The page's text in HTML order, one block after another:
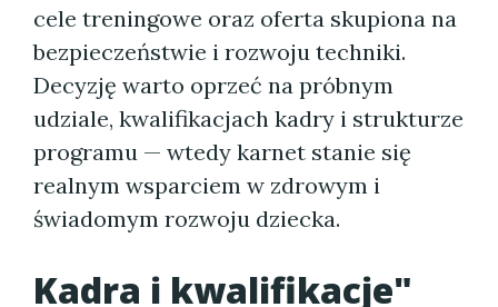
cele treningowe oraz oferta skupiona na
bezpieczeństwie i rozwoju techniki.
Decyzję warto oprzeć na próbnym
udziale, kwalifikacjach kadry i strukturze
programu — wtedy karnet stanie się
realnym wsparciem w zdrowym i
świadomym rozwoju dziecka.
Kadra i kwalifikacje"